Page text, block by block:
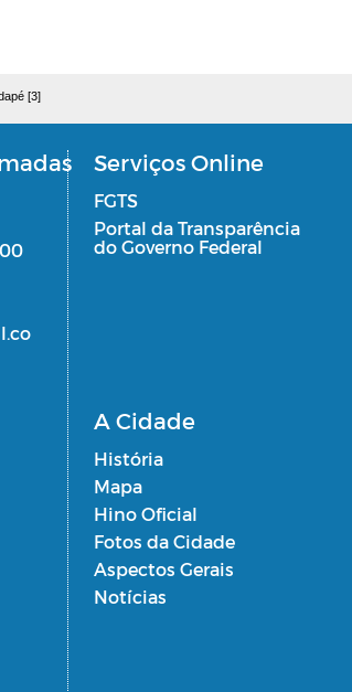
[3]
Serviços Online
FGTS
Portal da Transparência
do Governo Federal
A Cidade
História
Mapa
Hino Oficial
Fotos da Cidade
Aspectos Gerais
Notícias